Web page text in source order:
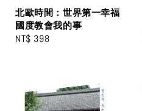
北歐時間：世界第一幸福
國度教會我的事
Regular
NT$ 398